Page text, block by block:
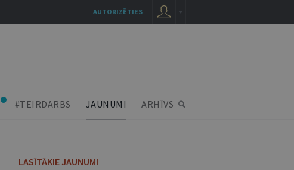
#TEIRDARBS JAUNUMI ARHĪVS
LASĪTĀKIE JAUNUMI
AUTORIZĒTIES